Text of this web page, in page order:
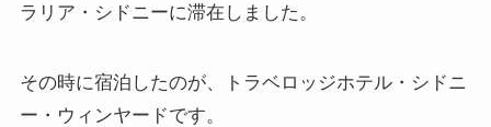
ラリア・シドニーに滞在しました。
その時に宿泊したのが、トラベロッジホテル・シドニ
ー・ウィンヤードです。